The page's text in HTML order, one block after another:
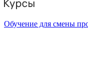
Обучение для смены